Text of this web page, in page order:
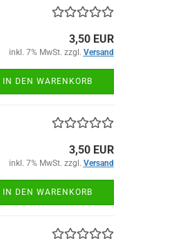
3,50 EUR
inkl. 7% MwSt. zzgl. Versand
IN DEN WARENKORB
3,50 EUR
inkl. 7% MwSt. zzgl. Versand
IN DEN WARENKORB